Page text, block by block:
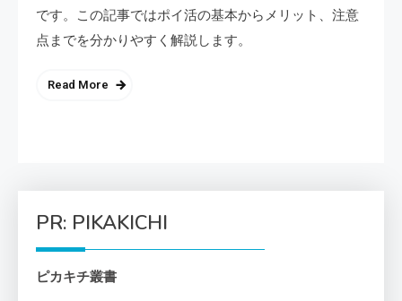
です。この記事ではポイ活の基本からメリット、注意
点までを分かりやすく解説します。
Read More
PR: PIKAKICHI
ピカキチ叢書